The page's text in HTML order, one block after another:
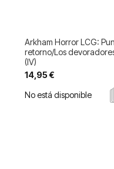
Arkham Horror LCG:
retorno/Los
(IV)
14,95 €
No está disponible